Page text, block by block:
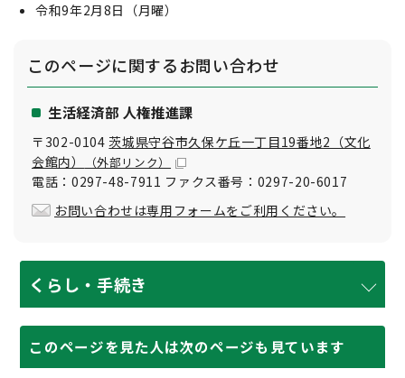
令和9年2月8日（月曜）
このページに関するお問い合わせ
生活経済部 人権推進課
〒302-0104茨城県守谷市久保ケ丘一丁目19番地2（文化
会館内）
（外部リンク）
電話：0297-48-7911 ファクス番号：0297-20-6017
お問い合わせは専用フォームをご利用ください。
くらし・手続き
このページを見た人は次のページも見ています